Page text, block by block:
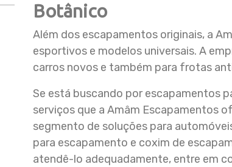
Botânico
Além dos escapamentos originais, a
esportivos e modelos universais. A
carros novos e também para frotas
Se está buscando por escapamentos
serviços que a Amâm Escapamentos
segmento de soluções para
para escapamento e coxim de
atendê-lo adequadamente, entre em